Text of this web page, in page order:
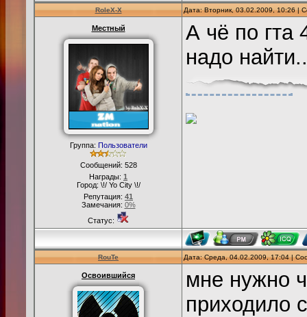
RoleX-X Дата: Вторник, 03.02.2009, 10:26 |
Местный
Группа: Пользователи
Сообщений: 528
Награды: 1
Город: \!/ Yo City \!/
Репутация: 41
Замечания: 0%
Статус:
А чё по гта
надо
RouTe Дата: Среда, 04.02.2009, 17:04 |
Освоившийся
мне нужно
приходило